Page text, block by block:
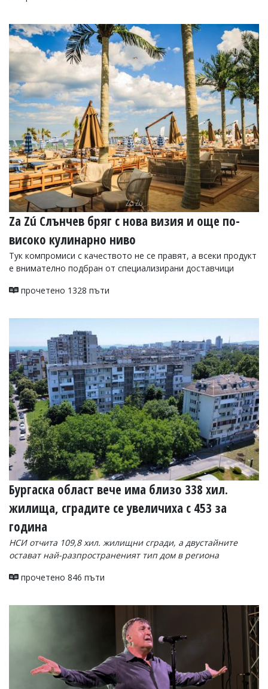
Za Zú Слънчев бряг с нова визия и още по-
високо кулинарно ниво
Тук компромиси с качеството не се правят, а всеки продукт
е внимателно подбран от специализирани доставчици
прочетено 1328 пъти
Бургаска област вече има близо 338 хил.
жилища, сградите се увеличиха с 453 за
година
НСИ отчита 109,8 хил. жилищни сгради, а двустайните
остават най-разпространеният тип дом в региона
прочетено 846 пъти